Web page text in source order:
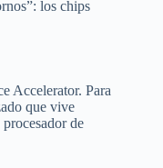
los chips
Accelerator. Para
que vive
de